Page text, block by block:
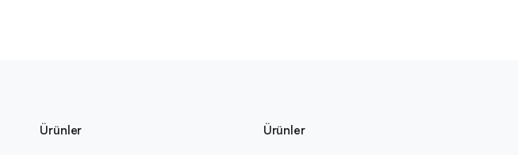
Ürünler Ürünler